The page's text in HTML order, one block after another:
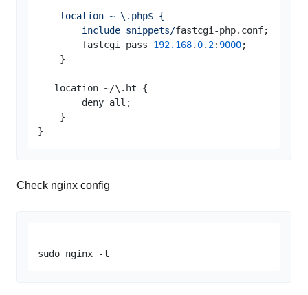
    location ~ \.php$ {
        include snippets/
fastcgi-php.conf;
        fastcgi_pass
192.168. 0. 2: 9000;
    }
   location ~/\.ht {
        deny all;
    }
Check nginx config